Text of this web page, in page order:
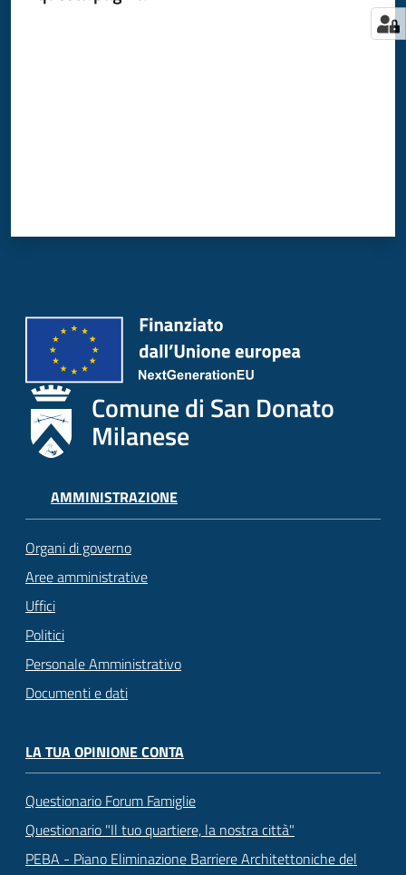
Comune di San Donato
Milanese
AMMINISTRAZIONE
Organi di governo
Aree amministrative
Uffici
Politici
Personale Amministrativo
Documenti e dati
LA TUA OPINIONE CONTA
Questionario Forum Famiglie
Questionario "Il tuo quartiere, la nostra città"
PEBA - Piano Eliminazione Barriere Architettoniche del